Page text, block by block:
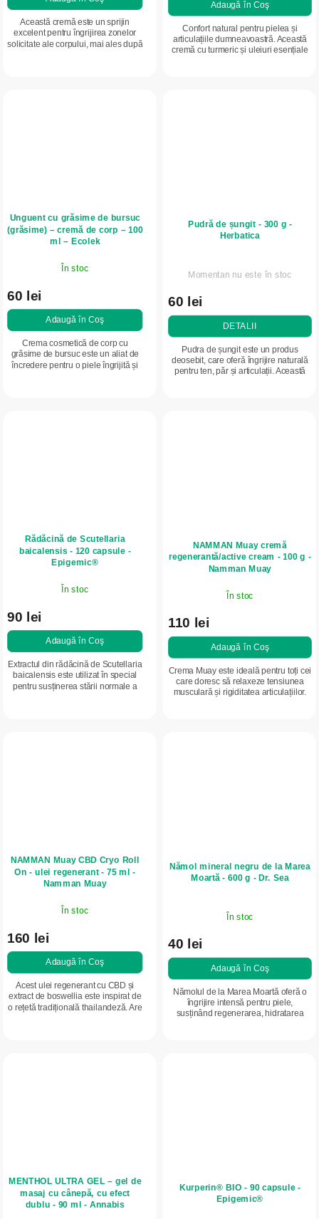
Această cremă este un sprijin
excelent pentru îngrijirea zonelor
solicitate ale corpului, mai ales după
Adaugă în Coş
Confort natural pentru pielea și
articulațiile dumneavoastră. Această
cremă cu turmeric și uleiuri esențiale
Unguent cu grăsime de bursuc
(grăsime) – cremă de corp – 100
ml – Ecolek
În stoc
60 lei
Adaugă în Coş
Crema cosmetică de corp cu
grăsime de bursuc este un aliat de
încredere pentru o piele îngrijită și
Pudră de șungit - 300 g -
Herbatica
Momentan nu este în stoc
60 lei
DETALII
Pudra de șungit este un produs
deosebit, care oferă îngrijire naturală
pentru ten, păr și articulații. Această
Rădăcină de Scutellaria
baicalensis - 120 capsule -
Epigemic®
În stoc
90 lei
Adaugă în Coş
Extractul din rădăcină de Scutellaria
baicalensis este utilizat în special
pentru susținerea stării normale a
NAMMAN Muay cremă
regenerantă/active cream - 100 g -
Namman Muay
În stoc
110 lei
Adaugă în Coş
Crema Muay este ideală pentru toți cei
care doresc să relaxeze tensiunea
musculară și rigiditatea articulațiilor.
NAMMAN Muay CBD Cryo Roll
On - ulei regenerant - 75 ml -
Namman Muay
În stoc
160 lei
Adaugă în Coş
Acest ulei regenerant cu CBD și
extract de boswellia este inspirat de
o rețetă tradițională thailandeză. Are
Nămol mineral negru de la Marea
Moartă - 600 g - Dr. Sea
În stoc
40 lei
Adaugă în Coş
Nămolul de la Marea Moartă oferă o
îngrijire intensă pentru piele,
susținând regenerarea, hidratarea
MENTHOL ULTRA GEL – gel de
masaj cu cânepă, cu efect
dublu - 90 ml - Annabis
Kurperin® BIO - 90 capsule -
Epigemic®